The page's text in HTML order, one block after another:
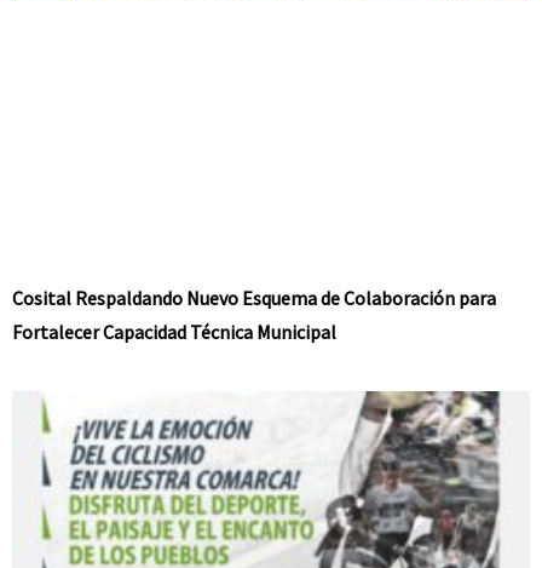
Cosital Respaldando Nuevo Esquema de Colaboración para
Fortalecer Capacidad Técnica Municipal